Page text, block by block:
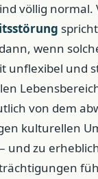
völlig normal.
wenn
unflexibel und
von dem
kulturellen
und zu